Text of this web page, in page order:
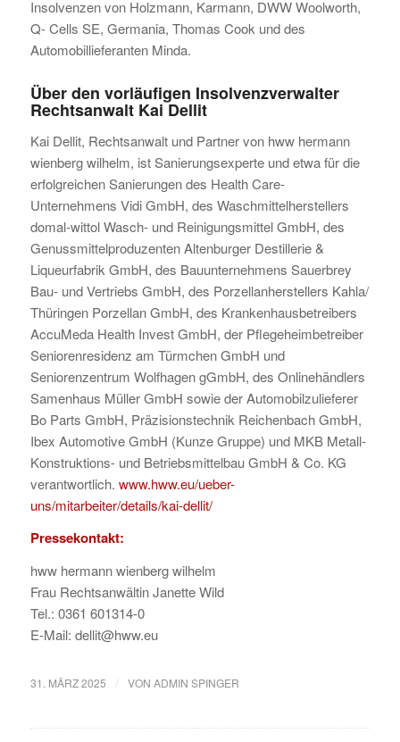
Insolvenzen von Holzmann, Karmann, DWW Woolworth,
Q- Cells SE, Germania, Thomas Cook und des
Automobillieferanten Minda.
Über den vorläufigen Insolvenzverwalter
Rechtsanwalt Kai Dellit
Kai Dellit, Rechtsanwalt und Partner von hww hermann
wienberg wilhelm, ist Sanierungsexperte und etwa für die
erfolgreichen Sanierungen des Health Care-
Unternehmens Vidi GmbH, des Waschmittelherstellers
domal-wittol Wasch- und Reinigungsmittel GmbH, des
Genussmittelproduzenten Altenburger Destillerie &
Liqueurfabrik GmbH, des Bauunternehmens Sauerbrey
Bau- und Vertriebs GmbH, des Porzellanherstellers Kahla/
Thüringen Porzellan GmbH, des Krankenhausbetreibers
AccuMeda Health Invest GmbH, der Pflegeheimbetreiber
Seniorenresidenz am Türmchen GmbH und
Seniorenzentrum Wolfhagen gGmbH, des Onlinehändlers
Samenhaus Müller GmbH sowie der Automobilzulieferer
Bo Parts GmbH, Präzisionstechnik Reichenbach GmbH,
Ibex Automotive GmbH (Kunze Gruppe) und MKB Metall-
Konstruktions- und Betriebsmittelbau GmbH & Co. KG
verantwortlich. www.hww.eu/ueber-
uns/mitarbeiter/details/kai-dellit/
Pressekontakt:
hww hermann wienberg wilhelm
Frau Rechtsanwältin Janette Wild
Tel.: 0361 601314-0
E-Mail: dellit@hww.eu
31. MÄRZ 2025 / VON ADMIN SPINGER